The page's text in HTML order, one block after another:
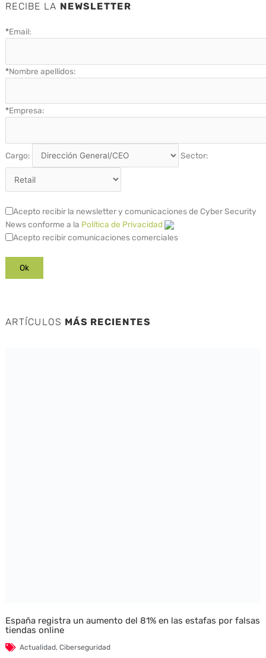
RECIBE LA NEWSLETTER
*Email:
*Nombre apellidos:
*Empresa:
Cargo: Sector:
Acepto recibir la newsletter y comunicaciones de Cyber Security
News conforme a la Política de Privacidad
Acepto recibir comunicaciones comerciales
ARTÍCULOS MÁS RECIENTES
España registra un aumento del 81% en las estafas por falsas
tiendas online
Actualidad, Ciberseguridad